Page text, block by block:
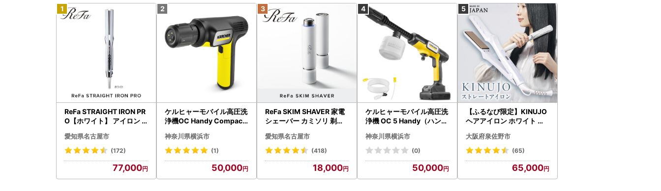
ReFa STRAIGHT IRON PR
O【ホワイト】 アイロン
愛知県名古屋市
(172)
77,000
ケルヒャーモバイル高圧洗
浄機OC Handy Compact
07
神奈川県横浜市
(1)
50,000
ReFa SKIM SHAVER 家電
シェーバー カミソリ 剃刀
愛知県名古屋市
(418)
18,000
ケルヒャーモバイル高圧洗
浄機 OC 5 Handy（ハンデ
神奈川県横浜市
(0)
50,000
【ふるなび限定】KINUJO
ヘアアイロン ホワイト 国
大阪府泉佐野市
(65)
65,000